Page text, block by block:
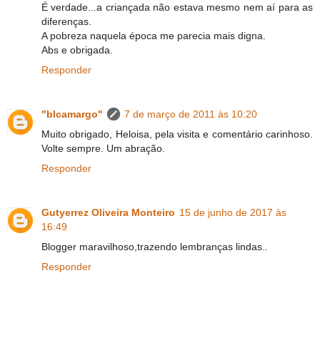
É verdade...a criançada não estava mesmo nem aí para as
diferenças.
A pobreza naquela época me parecia mais digna.
Abs e obrigada.
Responder
"blcamargo"
7 de março de 2011 às 10:20
Muito obrigado, Heloisa, pela visita e comentário carinhoso.
Volte sempre. Um abração.
Responder
Gutyerrez Oliveira Monteiro 15 de junho de 2017 às
16:49
Blogger maravilhoso,trazendo lembranças lindas..
Responder